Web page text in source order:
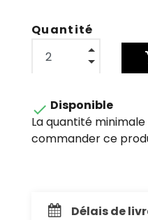
Quantité
 Disponible
La quantité
commander ce
Délais de